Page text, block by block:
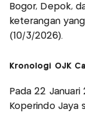
Bogor, Depok,
keterangan
(10/3/2026).
Kronologi OJK
Pada 22
Koperindo Jaya